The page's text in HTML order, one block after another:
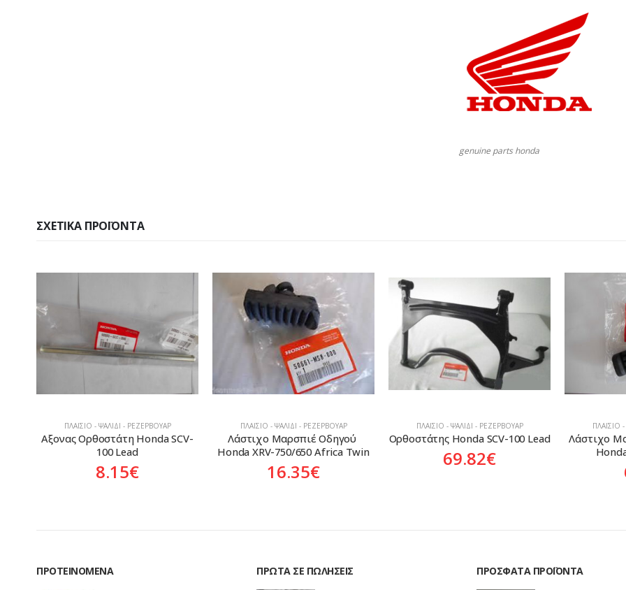
genuine parts honda
ΣΧΕΤΙΚΆ ΠΡΟΪΌΝΤΑ
ΠΛΑΊΣΙΟ - ΨΑΛΊΔΙ - ΡΕΖΕΡΒΟΥΆΡ
Λάστιχο Μαρσπιέ Οδηγού
Honda XRV-750/650 Africa Twin
16.35€
ΠΛΑΊΣΙΟ - ΨΑΛΊΔΙ - ΡΕΖΕΡΒΟΥΆΡ
Ορθοστάτης Honda SCV-100 Lead
69.82€
ΠΛΑΊΣΙΟ - ΨΑΛΊΔΙ - ΡΕΖΕΡΒΟΥΆΡ
Λάστιχο Μαρσπιέ Συνεπιβάτη
Honda CBF-600-1000
6.90€
ΠΛΑΊΣΙΟ
Μαρσπιέ
ΠΡΟΤΕΙΝΌΜΕΝΑ ΠΡΏΤΑ ΣΕ ΠΩΛΉΣΕΙΣ ΠΡΌΣΦΑΤΑ ΠΡΟΪΌΝΤΑ